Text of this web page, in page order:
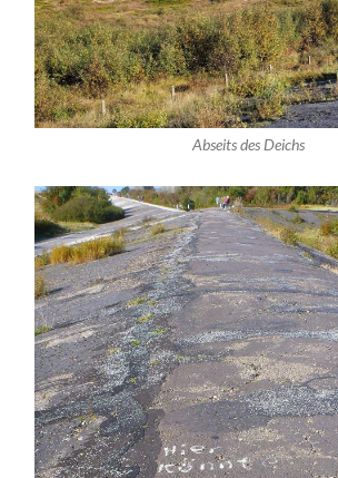
Abseits des Deichs